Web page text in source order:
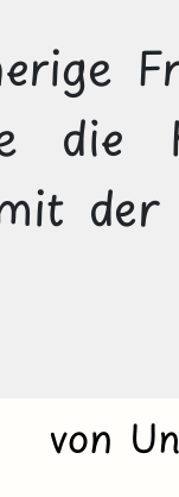
die
von